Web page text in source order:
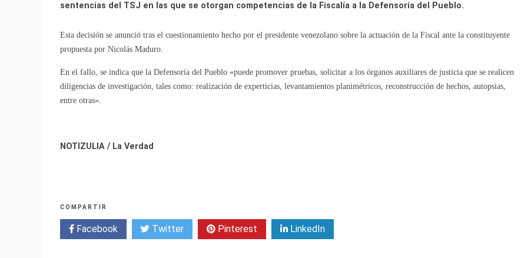
sentencias del TSJ en las que se otorgan competencias de la Fiscalía a la Defensoría del Pueblo.
Esta decisión se anunció tras el cuestionamiento hecho por el presidente venezolano sobre la actuación de la Fiscal ante la constituyente
propuesta por Nicolás Maduro.
En el fallo, se indica que la Defensoría del Pueblo «puede promover pruebas, solicitar a los órganos auxiliares de justicia que se realicen
diligencias de investigación, tales como: realización de experticias, levantamientos planimétricos, reconstrucción de hechos, autopsias,
entre otras».
NOTIZULIA / La Verdad
COMPARTIR
Facebook Twitter Pinterest LinkedIn